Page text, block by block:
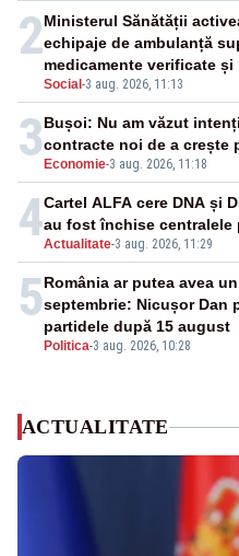
2
Social -3 aug. 2026, 11:13
Ministerul Sănătății
echipaje de ambulanță
medicamente verificate
publice
3 Economie-3 aug. 2026, 11:18
Bușoi: Nu am văzut
contracte noi de a crește
4Actualitate-3 aug. 2026, 11:29
Cartel ALFA cere DNA și
au fost închise centralele
5
Politica-3 aug. 2026, 10:28
România ar putea avea
septembrie: Nicușor Dan
partidele după 15 august
ACTUALITATE